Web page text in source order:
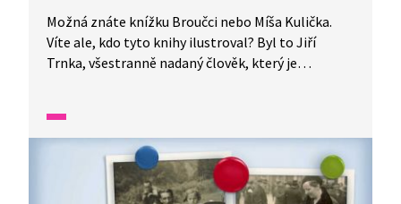
Možná znáte knížku Broučci nebo Míša Kulička.
Víte ale, kdo tyto knihy ilustroval? Byl to Jiří
Trnka, všestranně nadaný člověk, který je
výtvarníkem, režisérem a sochařem. Velice rád se
věnoval tvorbě pro děti.